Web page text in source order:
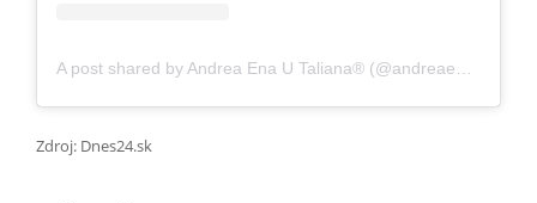
A post shared by Andrea Ena U Taliana® (@andreaena_utaliana)
Zdroj: Dnes24.sk